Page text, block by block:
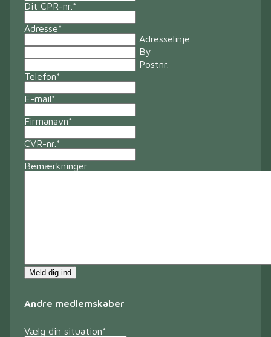
Dit CPR-nr. *
Adresse*
Adresselinje
By
Postnr.
Telefon*
E-mail*
Firmanavn*
CVR-nr. *
Bemærkninger
Meld dig ind
Andre medlemskaber
Vælg din situation*